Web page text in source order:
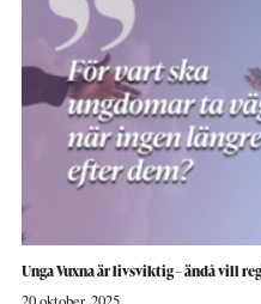
Unga Vuxna är livsviktig – ändå vill